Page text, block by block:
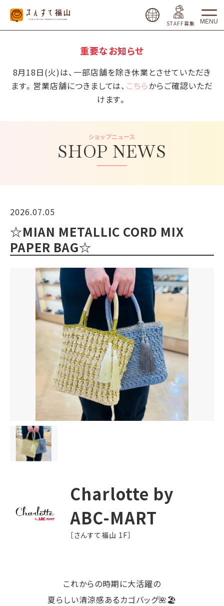
STAFF募集 MENU
重要なお知らせ
8月18日(火)は、一部店舗を除き休業とさせていただき
ます。営業店舗につきましては、 こちらからご確認いただ
けます。
SHOP NEWS
ショップニュース
2026.07.05
☆MIAN METALLIC CORD MIX
PAPER BAG☆
Charlotte by
ABC-MART
［さんすて福山 1F］
これからの時期に大活躍の
夏らしい清涼感あるカゴバッグ🌺🏖️